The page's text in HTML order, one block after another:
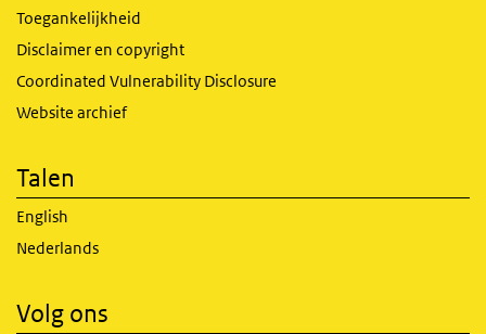
Toegankelijkheid
Disclaimer en copyright
Coordinated Vulnerability Disclosure
Website archief
Talen
English
Nederlands
Volg ons